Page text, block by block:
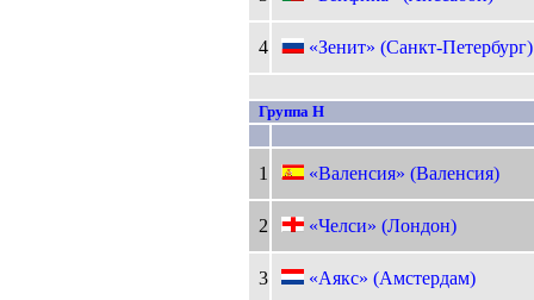
4 «Зенит» (Санкт-Петербург)
Группа H
1 «Валенсия» (Валенсия)
2 «Челси» (Лондон)
3 «Аякс» (Амстердам)